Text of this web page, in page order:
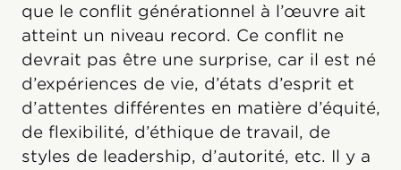
que le conflit générationnel à l’œuvre ait
atteint un niveau record. Ce conflit ne
devrait pas être une surprise, car il est né
d’expériences de vie, d’états d’esprit et
d’attentes différentes en matière d’équité,
de flexibilité, d’éthique de travail, de
styles de leadership, d’autorité, etc. Il y a